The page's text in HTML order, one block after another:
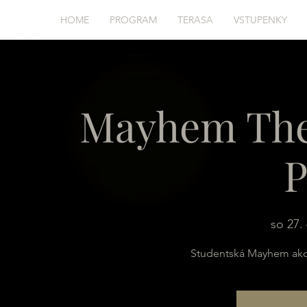
HOME PROGRAM TERASA VSTUPENKY
Mayhem
so 27.
Studentská Mayhem